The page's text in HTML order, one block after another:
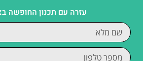
עזרה עם תכנון החופשה